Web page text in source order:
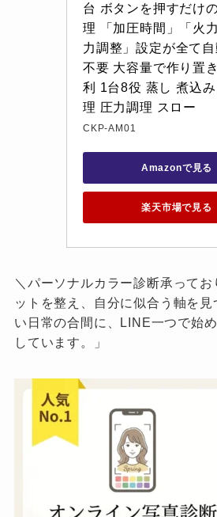
台 ボタンを押すだけ
理 「加圧時間」「火
力調整」設定が全て
不要 大容量で作り置
利 1台8役 蒸し 煮込み
理 圧力調理 スロー
CKP-AM01
Amazonで見る
楽天市場で見る
＼パーソナルカラー診断承って
ットを整え、自分に似合う軸を
い日常の合間に、LINE一つで始
しています。」